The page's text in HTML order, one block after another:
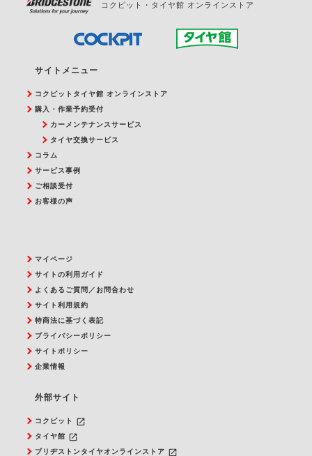
コクピット・タイヤ館 オンラインストア
サイトメニュー
コクピットタイヤ館 オンラインストア
購入・作業予約受付
カーメンテナンスサービス
タイヤ交換サービス
コラム
サービス事例
ご相談受付
お客様の声
マイページ
サイトの利用ガイド
よくあるご質問／お問合わせ
サイト利用規約
特商法に基づく表記
プライバシーポリシー
サイトポリシー
企業情報
外部サイト
コクピット launch
タイヤ館 launch
ブリヂストンタイヤオンラインストア launch